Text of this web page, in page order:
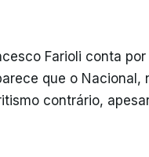
Farioli conta
que o Nacional,
contrário,